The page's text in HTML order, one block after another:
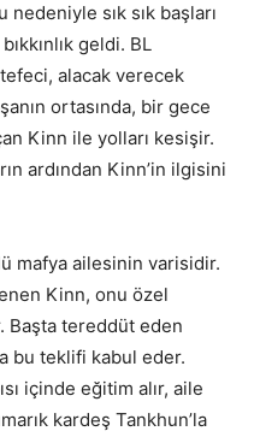
sık sık başları
geldi. BL
tefeci, alacak verecek
ortasında, bir gece
Kinn ile yolları kesişir.
ardından Kinn’in ilgisini
mafya ailesinin varisidir.
Kinn, onu özel
Başta tereddüt eden
bu teklifi kabul eder.
içinde eğitim alır, aile
kardeş Tankhun’la